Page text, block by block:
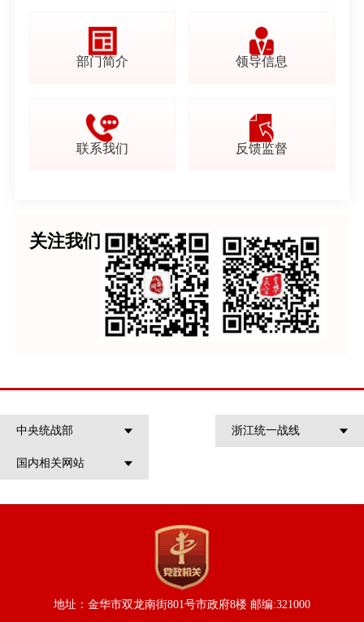
部门简介 领导信息
联系我们 反馈监督
关注我们
中央统战部 浙江统一战线
国内相关网站
地址：金华市双龙南街801号市政府8楼 邮编:321000